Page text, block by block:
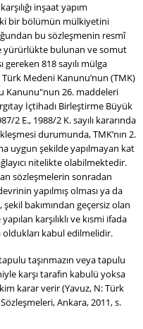
inşaat yapım
bir bölümün mülkiyetini
bu sözleşmenin resmî
yürürlükte bulunan ve somut
gereken 818 sayılı mülga
Türk Medeni Kanunu’nun (TMK)
Kanunu"nun 26. maddeleri
İçtihadı Birleştirme Büyük
2 E., 1988/2 K. sayılı kararında
durumunda, TMK’nın 2.
uygun şekilde yapılmayan kat
nitelikte olabilmektedir.
sözleşmelerin sonradan
yapılmış olması ya da
bakımından geçersiz olan
karşılıklı ve kısmi ifada
oldukları kabul edilmelidir.
taşınmazın veya tapulu
karşı tarafın kabulü yoksa
karar verir (Yavuz, N: Türk
Ankara, 2011, s.